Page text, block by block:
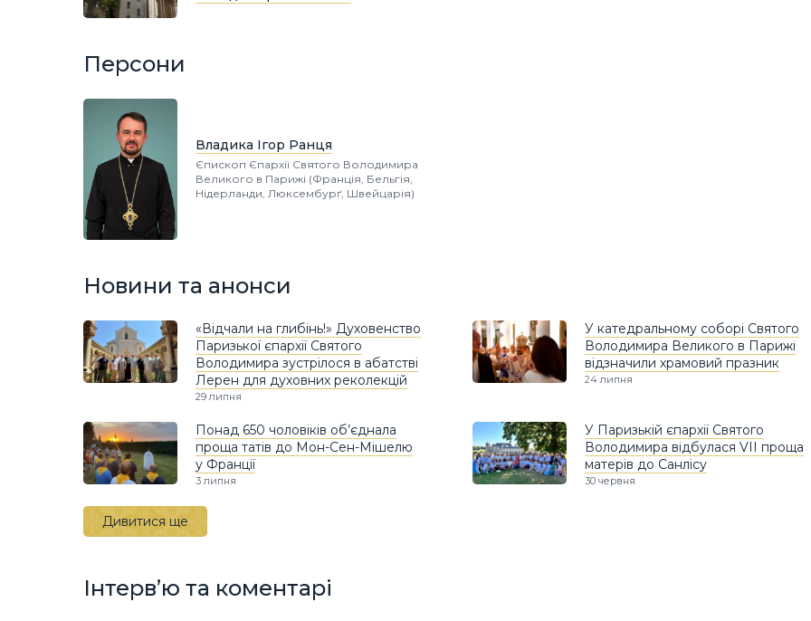
Персони
Владика Ігор Ранця
Єпископ Єпархії Святого Володимира
Великого в Парижі (Франція, Бельгія,
Нідерланди, Люксембурґ, Швейцарія)
Новини та анонси
«Відчали на глибінь!» Духовенство
Паризької єпархії Святого
Володимира зустрілося в абатстві
Лерен для духовних реколекцій
29 липня
У катедральному соборі Святого
Володимира Великого в Парижі
відзначили храмовий празник
24 липня
Понад 650 чоловіків об’єднала
проща татів до Мон-Сен-Мішелю
у Франції
3 липня
У Паризькій єпархії Святого
Володимира відбулася VII проща
матерів до Санлісу
30 червня
Дивитися ще
Інтерв’ю та коментарі